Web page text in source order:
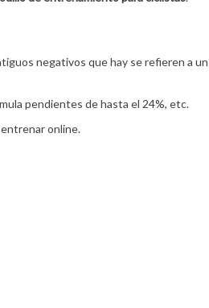
negativos que hay se refieren a
pendientes de hasta el 24%, etc.
online.